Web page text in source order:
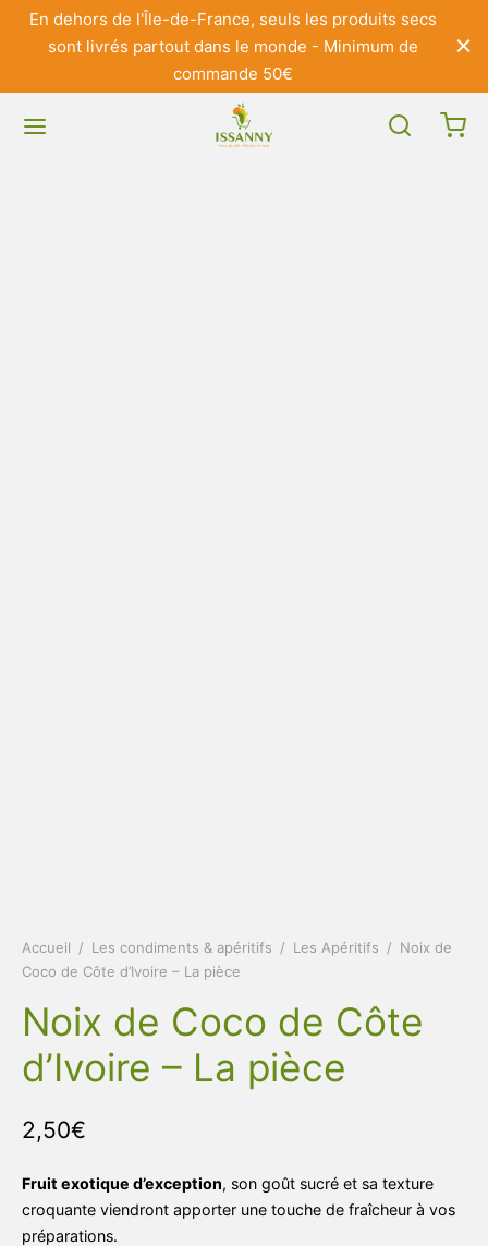
En dehors de l'Île-de-France, seuls les produits secs
sont livrés partout dans le monde - Minimum de
commande 50€
Accueil / Les condiments & apéritifs / Les Apéritifs / Noix de
Coco de Côte d’Ivoire – La pièce
Noix de Coco de Côte
d’Ivoire – La pièce
2,50€
Fruit exotique d’exception, son goût sucré et sa texture
croquante viendront apporter une touche de fraîcheur à vos
préparations.